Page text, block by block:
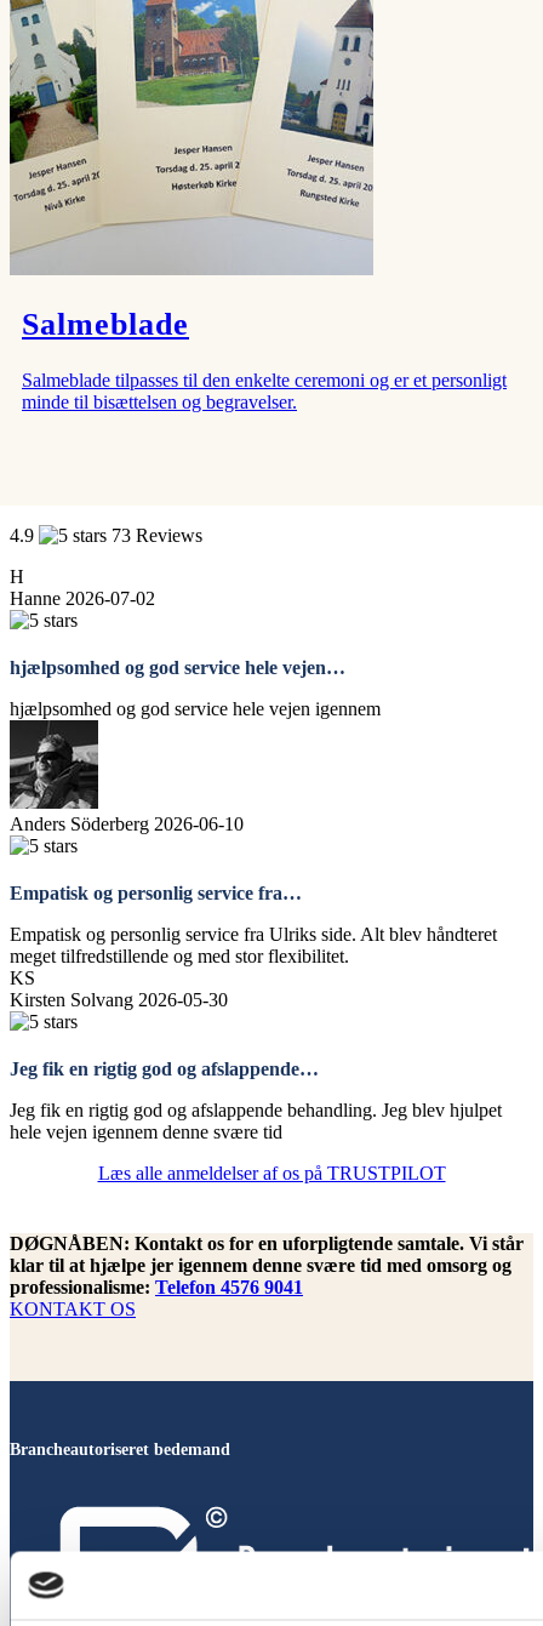
Salmeblade
Salmeblade tilpasses til den enkelte ceremoni og er et personligt
minde til bisættelsen og begravelser.
4.9
73 Reviews
H
Hanne 2026-07-02
hjælpsomhed og god service hele vejen…
hjælpsomhed og god service hele vejen igennem
Anders Söderberg 2026-06-10
Empatisk og personlig service fra…
Empatisk og personlig service fra Ulriks side. Alt blev håndteret
meget tilfredstillende og med stor flexibilitet.
KS
Kirsten Solvang 2026-05-30
Jeg fik en rigtig god og afslappende…
Jeg fik en rigtig god og afslappende behandling. Jeg blev hjulpet
hele vejen igennem denne svære tid
Læs alle anmeldelser af os på TRUSTPILOT
DØGNÅBEN: Kontakt os for en uforpligtende samtale. Vi står
klar til at hjælpe jer igennem denne svære tid med omsorg og
professionalisme: Telefon 4576 9041
KONTAKT OS
Brancheautoriseret bedemand